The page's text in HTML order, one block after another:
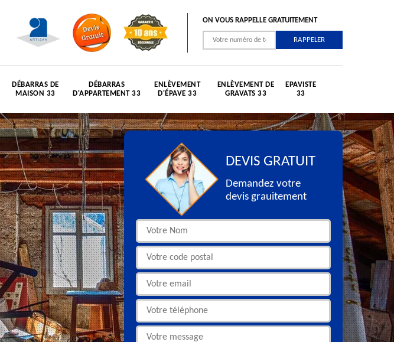
ON VOUS RAPPELLE GRATUITEMENT
DÉBARRAS DE
MAISON 33
DÉBARRAS
D'APPARTEMENT 33
ENLÈVEMENT
D'ÉPAVE 33
ENLÈVEMENT DE
GRAVATS 33
EPAVISTE
33
DEVIS GRATUIT
Demandez votre
devis grauitement